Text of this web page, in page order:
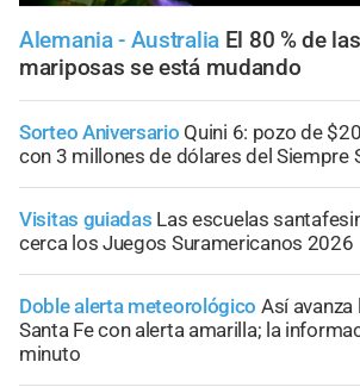
Alemania - Australia El 80 % de
mariposas se está mudando
Sorteo Aniversario Quini 6: pozo de
con 3 millones de dólares del Siempre
Visitas guiadas Las escuelas
cerca los Juegos Suramericanos 2026
Doble alerta meteorológico Así
Santa Fe con alerta amarilla; la
minuto